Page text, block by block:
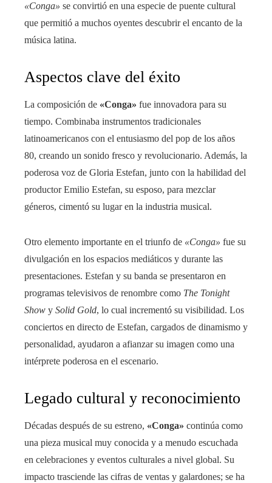
«Conga» se convirtió en una especie de puente cultural
que permitió a muchos oyentes descubrir el encanto de la
música latina.
Aspectos clave del éxito
La composición de «Conga» fue innovadora para su
tiempo. Combinaba instrumentos tradicionales
latinoamericanos con el entusiasmo del pop de los años
80, creando un sonido fresco y revolucionario. Además, la
poderosa voz de Gloria Estefan, junto con la habilidad del
productor Emilio Estefan, su esposo, para mezclar
géneros, cimentó su lugar en la industria musical.
Otro elemento importante en el triunfo de «Conga» fue su
divulgación en los espacios mediáticos y durante las
presentaciones. Estefan y su banda se presentaron en
programas televisivos de renombre como The Tonight
Show y Solid Gold, lo cual incrementó su visibilidad. Los
conciertos en directo de Estefan, cargados de dinamismo y
personalidad, ayudaron a afianzar su imagen como una
intérprete poderosa en el escenario.
Legado cultural y reconocimiento
Décadas después de su estreno, «Conga» continúa como
una pieza musical muy conocida y a menudo escuchada
en celebraciones y eventos culturales a nivel global. Su
impacto trasciende las cifras de ventas y galardones; se ha